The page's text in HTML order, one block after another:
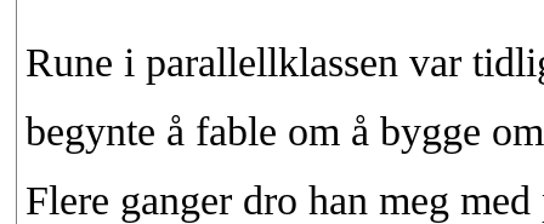
Rune i parallellklassen var
begynte å fable om å bygge
Flere ganger dro han meg